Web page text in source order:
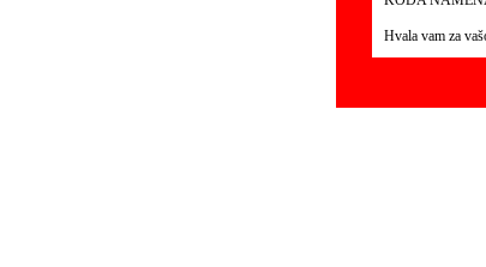
Hvala vam za